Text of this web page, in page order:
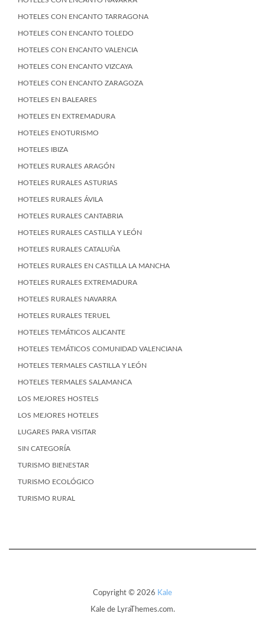
HOTELES CON ENCANTO TARRAGONA
HOTELES CON ENCANTO TOLEDO
HOTELES CON ENCANTO VALENCIA
HOTELES CON ENCANTO VIZCAYA
HOTELES CON ENCANTO ZARAGOZA
HOTELES EN BALEARES
HOTELES EN EXTREMADURA
HOTELES ENOTURISMO
HOTELES IBIZA
HOTELES RURALES ARAGÓN
HOTELES RURALES ASTURIAS
HOTELES RURALES ÁVILA
HOTELES RURALES CANTABRIA
HOTELES RURALES CASTILLA Y LEÓN
HOTELES RURALES CATALUÑA
HOTELES RURALES EN CASTILLA LA MANCHA
HOTELES RURALES EXTREMADURA
HOTELES RURALES NAVARRA
HOTELES RURALES TERUEL
HOTELES TEMÁTICOS ALICANTE
HOTELES TEMÁTICOS COMUNIDAD VALENCIANA
HOTELES TERMALES CASTILLA Y LEÓN
HOTELES TERMALES SALAMANCA
LOS MEJORES HOSTELS
LOS MEJORES HOTELES
LUGARES PARA VISITAR
SIN CATEGORÍA
TURISMO BIENESTAR
TURISMO ECOLÓGICO
TURISMO RURAL
Copyright © 2026 Kale
Kalede LyraThemes.com.